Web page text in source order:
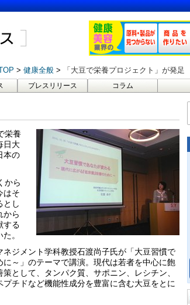
健康全般 「大豆で栄養プロジェクト」が発足
プレスリリース コラム
栄養
日大
本の
から
はそ
とし
から
する
。
ジメント学科教授石渡尚子氏が「大豆習慣で
～」のテーマで講演。現代は若者を中心に飽
として、タンパク質、サポニン、レシチン、
チドなど機能性成分を豊富に含む大豆をとに